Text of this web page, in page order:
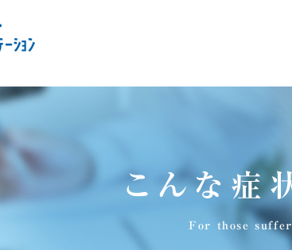
こんな症
For those